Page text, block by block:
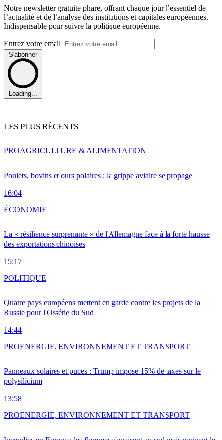
Notre newsletter gratuite phare, offrant chaque jour l’essentiel de
l’actualité et de l’analyse des institutions et capitales européennes.
Indispensable pour suivre la politique européenne.
Entrez votre email
S'abonner
Loading...
LES PLUS RÉCENTS
Poulets, bovins et ours polaires : la grippe aviaire se propage
16:04
PROAGRICULTURE & ALIMENTATION
La « résilience surprenante » de l'Allemagne face à la forte hausse
des exportations chinoises
15:17
ÉCONOMIE
Quatre pays européens mettent en garde contre les projets de la
Russie pour l'Ossétie du Sud
14:44
POLITIQUE
Panneaux solaires et puces : Trump impose 15% de taxes sur le
polysilicium
13:58
PROENERGIE, ENVIRONNEMENT ET TRANSPORT
PROENERGIE, ENVIRONNEMENT ET TRANSPORT